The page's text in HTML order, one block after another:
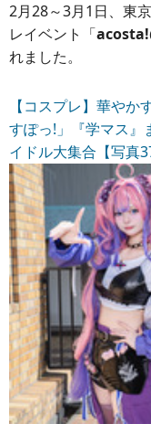
2月28～3月1日、東
レイベント「
れました。
【コスプレ】華やか
すぽっ!」『学マス』
イドル大集合【写真